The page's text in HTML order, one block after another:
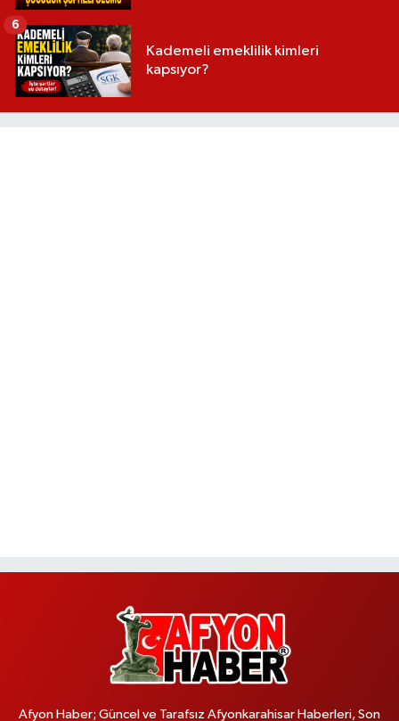
Kademeli emeklilik kimleri
kapsıyor?
6
Afyon Haber; Güncel ve Tarafsız Afyonkarahisar Haberleri, Son